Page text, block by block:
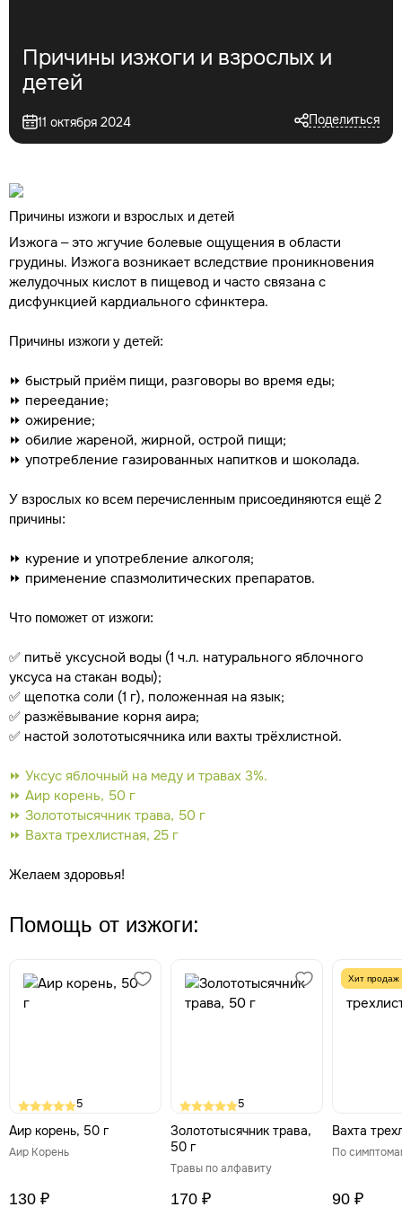
Причины изжоги и взрослых и
детей
11 октября 2024 Поделиться
Причины изжоги и взрослых и детей
Изжога – это жгучие болевые ощущения в области
грудины. Изжога возникает вследствие проникновения
желудочных кислот в пищевод и часто связана с
дисфункцией кардиального сфинктера.
Причины изжоги у детей:
⏩ быстрый приём пищи, разговоры во время еды;
⏩ переедание;
⏩ ожирение;
⏩ обилие жареной, жирной, острой пищи;
⏩ употребление газированных напитков и шоколада.
У взрослых ко всем перечисленным присоединяются ещё 2
причины:
⏩ курение и употребление алкоголя;
⏩ применение спазмолитических препаратов.
Что поможет от изжоги:
✅ питьё уксусной воды (1 ч.л. натурального яблочного
уксуса на стакан воды);
✅ щепотка соли (1 г), положенная на язык;
✅ разжёвывание корня аира;
✅ настой золототысячника или вахты трёхлистной.
⏩ Уксус яблочный на меду и травах 3%.
⏩ Аир корень, 50 г
⏩ Золототысячник трава, 50 г
⏩ Вахта трехлистная, 25 г
Желаем здоровья!
Помощь от изжоги:
5
Аир корень, 50 г
Аир Корень
130 ₽
5
Золототысячник трава,
50 г
Травы по алфавиту
170 ₽
Хит продаж
Вахта
По
90 ₽